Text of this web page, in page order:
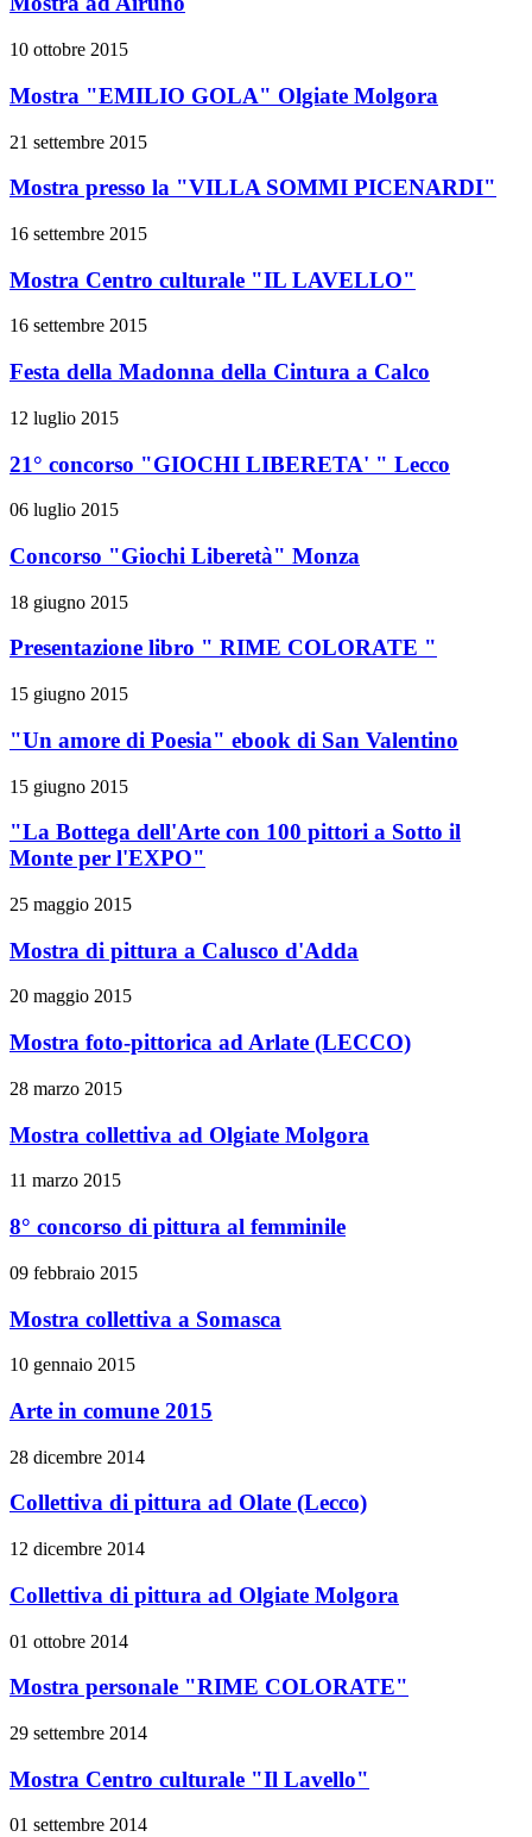
10 ottobre 2015
Mostra "EMILIO GOLA" Olgiate Molgora
21 settembre 2015
Mostra presso la "VILLA SOMMI PICENARDI"
16 settembre 2015
Mostra Centro culturale "IL LAVELLO"
16 settembre 2015
Festa della Madonna della Cintura a Calco
12 luglio 2015
21° concorso "GIOCHI LIBERETA' " Lecco
06 luglio 2015
Concorso "Giochi Liberetà" Monza
18 giugno 2015
Presentazione libro " RIME COLORATE "
15 giugno 2015
"Un amore di Poesia" ebook di San Valentino
15 giugno 2015
"La Bottega dell'Arte con 100 pittori a Sotto il
Monte per l'EXPO"
25 maggio 2015
Mostra di pittura a Calusco d'Adda
20 maggio 2015
Mostra foto-pittorica ad Arlate (LECCO)
28 marzo 2015
Mostra collettiva ad Olgiate Molgora
11 marzo 2015
8° concorso di pittura al femminile
09 febbraio 2015
Mostra collettiva a Somasca
10 gennaio 2015
Arte in comune 2015
28 dicembre 2014
Collettiva di pittura ad Olate (Lecco)
12 dicembre 2014
Collettiva di pittura ad Olgiate Molgora
01 ottobre 2014
Mostra personale "RIME COLORATE"
29 settembre 2014
Mostra Centro culturale "Il Lavello"
01 settembre 2014